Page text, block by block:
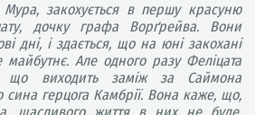
закохується в першу красуню
дочку графа Ворґрейва. Вони
дні, і здається, що на юні закохані
Але одного разу Феліцата
що виходить заміж за Саймона
сина герцога Камбрії. Вона каже, що,